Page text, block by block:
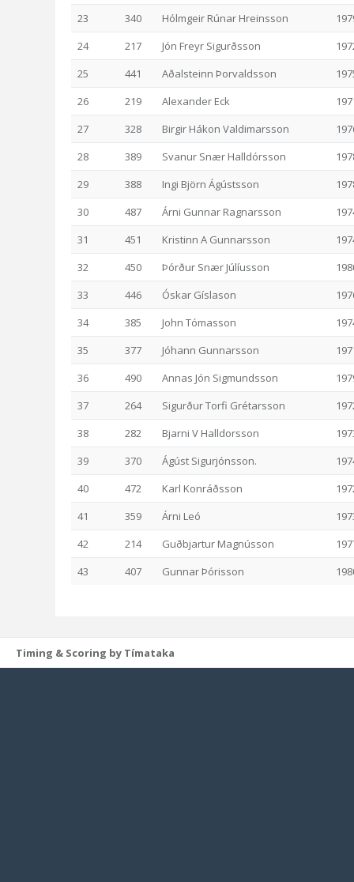
23
340 Hólmgeir Rúnar Hreinsson
24
217 Jón Freyr Sigurðsson
25
441 Aðalsteinn Þorvaldsson
26
219 Alexander Eck
27
328 Birgir Hákon Valdimarsson
28
389 Svanur Snær Halldórsson
29
388 Ingi Björn Ágústsson
30
487 Árni Gunnar Ragnarsson
31
451 Kristinn A Gunnarsson
32
450 Þórður Snær Júlíusson
33
446 Óskar Gíslason
34
385 John Tómasson
35
377 Jóhann Gunnarsson
36
490 Annas Jón Sigmundsson
37
264 Sigurður Torfi Grétarsson
38
282 Bjarni V Halldorsson
39
370 Ágúst Sigurjónsson.
40
472 Karl Konráðsson
41
359 Árni Leó
42
214 Guðbjartur Magnússon
43
407 Gunnar Þórisson
Timing & Scoring by Tímataka